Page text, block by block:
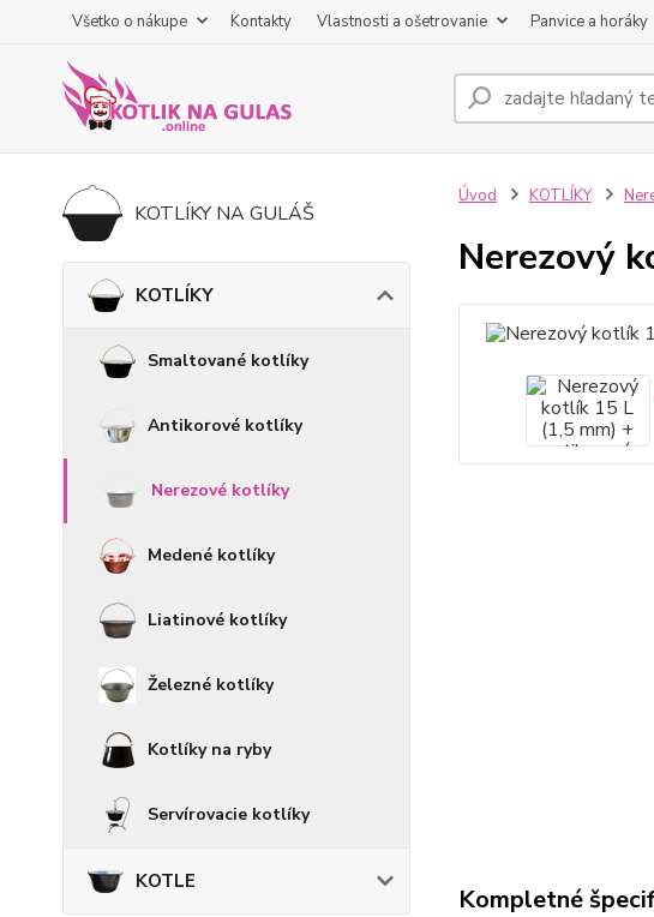
Všetko o nákupe Kontakty Vlastnosti a ošetrovanie Panvice a horáky
KOTLÍKY NA GULÁŠ
KOTLÍKY
Smaltované kotlíky
Antikorové kotlíky
Nerezové kotlíky
Medené kotlíky
Liatinové kotlíky
Železné kotlíky
Kotlíky na ryby
Servírovacie kotlíky
KOTLE
Úvod KOTLÍKY
Nerezový
Kompletné